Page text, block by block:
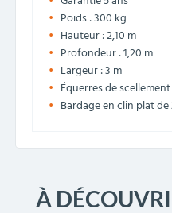
Poids : 300 kg
Hauteur : 2,10 m
Profondeur : 1,20 m
Largeur : 3 m
Équerres de
Bardage en clin plat
À